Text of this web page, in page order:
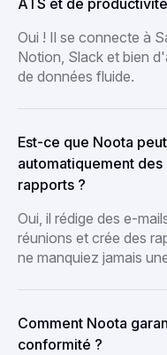
ATS et de
Oui ! Il se connecte à
Notion, Slack et bien
de données fluide.
Est-ce que Noota
automatiquement
rapports ?
Oui, il rédige des e-
réunions et crée des
ne manquiez jamais
Comment Noota
conformité ?